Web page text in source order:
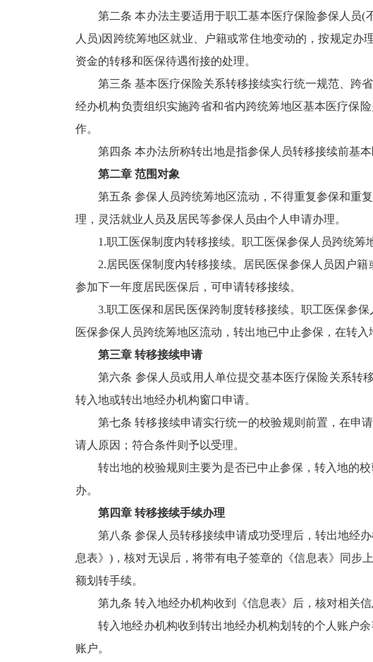
第二条 本办法主要适用于职工基本医疗保险参保人员
人员)因跨统筹地区就业、户籍或常住地变动的，按规定
资金的转移和医保待遇衔接的处理。
第三条 基本医疗保险关系转移接续实行统一规范、跨
经办机构负责组织实施跨省和省内跨统筹地区基本医疗保
作。
第四条 本办法所称转出地是指参保人员转移接续前基
第二章 范围对象
第五条 参保人员跨统筹地区流动，不得重复参保和重
理，灵活就业人员及居民等参保人员由个人申请办理。
1.职工医保制度内转移接续。职工医保参保人员跨统筹
2.居民医保制度内转移接续。居民医保参保人员因户
参加下一年度居民医保后，可申请转移接续。
3.职工医保和居民医保跨制度转移接续。职工医保参
医保参保人员跨统筹地区流动，转出地已中止参保，在转
第三章 转移接续申请
第六条 参保人员或用人单位提交基本医疗保险关系转
转入地或转出地经办机构窗口申请。
第七条 转移接续申请实行统一的校验规则前置，在申
请人原因；符合条件则予以受理。
转出地的校验规则主要为是否已中止参保，转入地的
办。
第四章 转移接续手续办理
第八条 参保人员转移接续申请成功受理后，转出地经
息表》)，核对无误后，将带有电子签章的《信息表》同步
额划转手续。
第九条 转入地经办机构收到《信息表》后，核对相关
转入地经办机构收到转出地经办机构划转的个人账户
账户。